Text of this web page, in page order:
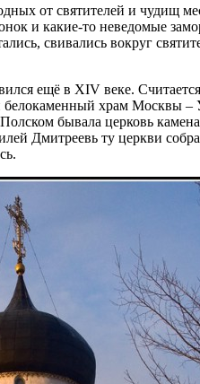
от святителей и чу­дищ
и какие-то неведомые
свивались вокруг
ещё в XIV веке.
белокаменный храм Москвы –
бывала церковь
Дмитреевь ту церкви